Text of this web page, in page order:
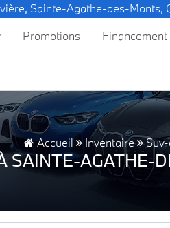
Sainte-Agathe-des-Monts,
Promotions Financement
Accueil Inventaire
SAINTE-AGATHE-